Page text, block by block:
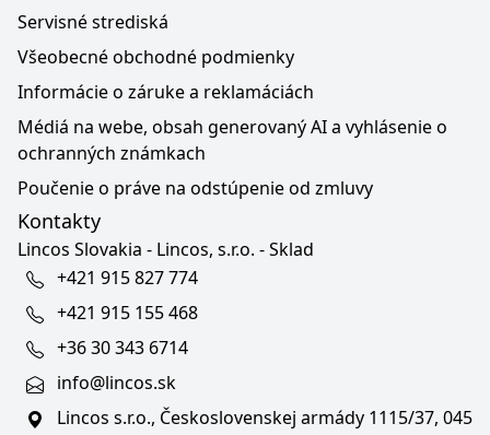
Servisné strediská
Všeobecné obchodné podmienky
Informácie o záruke a reklamáciách
Médiá na webe, obsah generovaný AI a vyhlásenie o
ochranných známkach
Poučenie o práve na odstúpenie od zmluvy
Kontakty
Lincos Slovakia - Lincos, s.r.o. - Sklad
+421 915 827 774
+421 915 155 468
+36 30 343 6714
info@lincos.sk
Lincos s.r.o., Československej armády 1115/37, 045